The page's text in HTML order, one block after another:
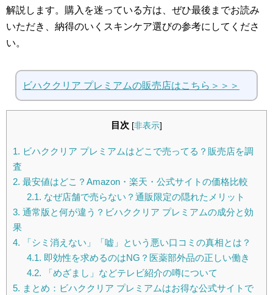
解説します。購入を迷っている方は、ぜひ最後までお読み
いただき、納得のいくスキンケア選びの参考にしてくださ
い。
ビハククリア プレミアムの販売店はこちら＞＞＞
目次 [非表示]
1. ビハククリア プレミアムはどこで売ってる？販売店を調
査
2. 最安値はどこ？Amazon・楽天・公式サイトの価格比較
2.1. なぜ店舗で売らない？通販限定の隠れたメリット
3. 通常版と何が違う？ビハククリア プレミアムの成分と効
果
4. 「シミ消えない」「嘘」という悪い口コミの真相とは？
4.1. 即効性を求めるのはNG？医薬部外品の正しい働き
4.2. 「めざまし」などテレビ紹介の噂について
5. まとめ：ビハククリア プレミアムはお得な公式サイトで